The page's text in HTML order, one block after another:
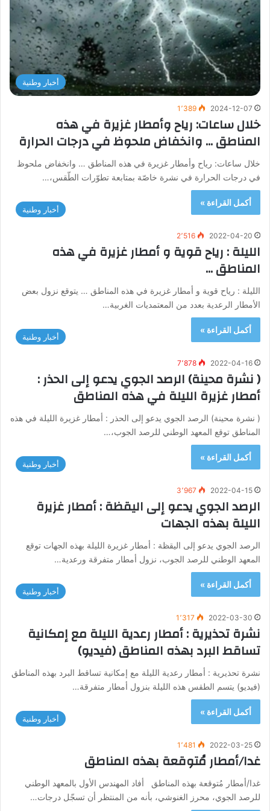
أخبار وطنية
2024-12-07 1٬389
خلال ساعات: رياح وأمطار غزيرة في هذه
المناطق … وانخفاض ملحوظ في درجات الحرارة
خلال ساعات: رياح وأمطار غزيرة في هذه المناطق … وانخفاض ملحوظ
في درجات الحرارة في نشرة خاصّة بمتابعة تطوّرات الطّقس،…
أكمل القراءة »
أخبار وطنية
2022-04-20 2٬516
الليلة : رياح قوية و أمطار غزيرة في هذه
المناطق …
الليلة : رياح قوية و أمطار غزيرة في هذه المناطق … يتوقع نزول بعض
الأمطار الرعدية بعدد من المعتمديات الغربية…
أكمل القراءة »
أخبار وطنية
2022-04-16 7٬878
( نشرة محينة) الرصد الجوي يدعو إلى الحذر :
أمطار غزيرة الليلة في هذه المناطق
( نشرة محينة) الرصد الجوي يدعو إلى الحذر : أمطار غزيرة الليلة في هذه
المناطق توقع المعهد الوطني للرصد الجوب،…
أكمل القراءة »
أخبار وطنية
2022-04-15 3٬967
الرصد الجوي يدعو إلى اليقظة : أمطار غزيرة
الليلة بهذه الجهات
الرصد الجوي يدعو إلى اليقظة : أمطار غزيرة الليلة بهذه الجهات توقع
المعهد الوطني للرصد الجوب، نزول أمطار متفرقة ورعدية…
أكمل القراءة »
أخبار وطنية
2022-03-30 1٬317
نشرة تحذيرية : أمطار رعدية الليلة مع إمكانية
تساقط البرد بهذه المناطق (فيديو)
نشرة تحذيرية : أمطار رعدية الليلة مع إمكانية تساقط البرد بهذه المناطق
(فيديو) يتسم الطقس هذه الليلة بنزول أمطار متفرقة…
أكمل القراءة »
أخبار وطنية
2022-03-25 1٬481
غدا/أمطار مُتوقعة بهذه المناطق
غدا/أمطار مُتوقعة بهذه المناطق أفاد المهندس الأول بالمعهد الوطني
للرصد الجوي، محرز الغنوشي، بأنه من المنتظر أن تسجّل درجات…